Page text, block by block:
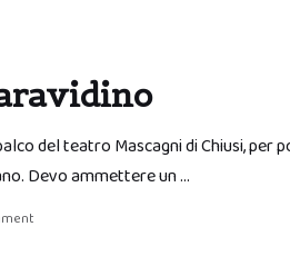
del teatro Mascagni di Chiusi, per
Devo ammettere un …